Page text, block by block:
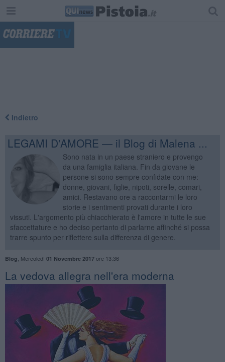
Indietro
LEGAMI D'AMORE — il Blog di Malena ...
Sono nata in un paese straniero e provengo
da una famiglia italiana. Fin da giovane le
persone si sono sempre confidate con me:
donne, giovani, figlie, nipoti, sorelle, comari,
amici. Restavano ore a raccontarmi le loro
storie e i sentimenti provati durante i loro
vissuti. L'argomento più chiacchierato è l'amore in tutte le sue
sfaccettature e ho deciso pertanto di parlarne affinché si possa
trarre spunto per riflettere sulla differenza di genere.
Blog Mercoledì 01 Novembre 2017ore 13:36
La vedova allegra nell'era moderna